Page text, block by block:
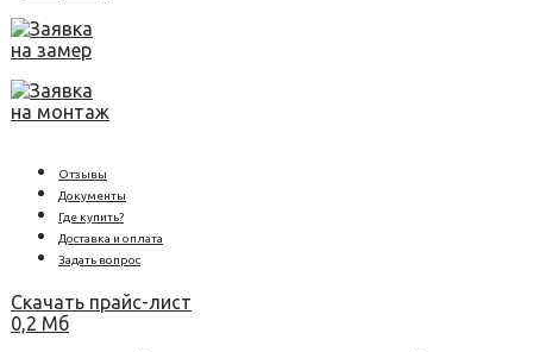
Заявка
на замер
Заявка
на монтаж
Отзывы
Документы
Где купить?
Доставка и оплата
Задать вопрос
Скачать прайс-лист
0,2 Мб